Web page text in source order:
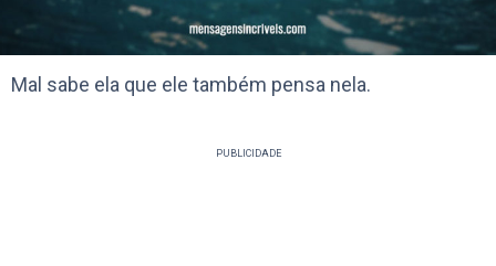
Mal sabe ela que ele também pensa nela.
PUBLICIDADE